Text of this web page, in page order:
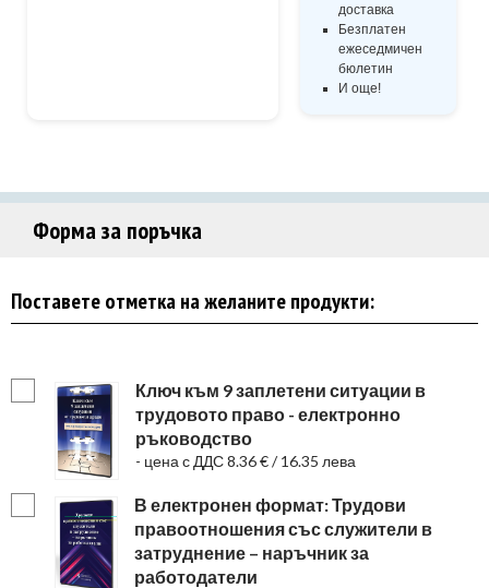
доставка
Безплатен
ежеседмичен
бюлетин
И още!
Форма за поръчка
Поставете отметка на желаните продукти:
Ключ към 9 заплетени ситуации в
трудовото право - електронно
ръководство
- цена с ДДС 8.36 € / 16.35 лева
В електронен формат: Трудови
правоотношения със служители в
затруднение – наръчник за
работодатели